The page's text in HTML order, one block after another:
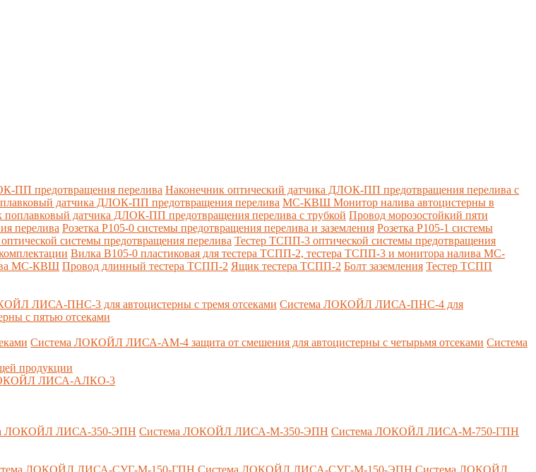
ПП предотвращения перелива Наконечник оптический датчика ДЛОК-ПП предотвращения перелива с
датчика ДЛОК-ПП предотвращения перелива МС-КВШ Монитор налива автоцистерны в
поплавковый датчика ДЛОК-ПП предотвращения перелива с трубкой Провод морозостойкий пяти
перелива Розетка Р105-0 системы предотвращения перелива и заземления Розетка Р105-1 системы
системы предотвращения перелива Тестер ТСПП-3 оптической системы предотвращения
Вилка В105-0 пластиковая для тестера ТСПП-2, тестера ТСПП-3 и монитора налива МС-
МС-КВШ Провод длинный тестера ТСПП-2 Ящик тестера ТСПП-2 Болт заземления Тестер ТСПП
ЛИСА-ПНС-3 для автоцистерны с тремя отсеками Система ЛОКОЙЛ ЛИСА-ПНС-4 для
с пятью отсеками
Система ЛОКОЙЛ ЛИСА-AM-4 защита от смешения для автоцистерны с четырьмя отсеками Система
продукции
ЛИСА-АЛКО-3
ЛОКОЙЛ ЛИСА-350-ЭПН Система ЛОКОЙЛ ЛИСА-М-350-ЭПН Система ЛОКОЙЛ ЛИСА-М-750-ГПН
ЛОКОЙЛ ЛИСА-СУГ-М-150-ГПН Система ЛОКОЙЛ ЛИСА-СУГ-М-150-ЭПН Система ЛОКОЙЛ